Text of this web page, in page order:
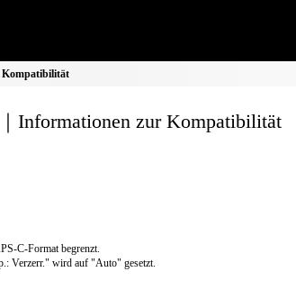
Kompatibilität
Informationen zur Kompatibilität
C-Format begrenzt.
Verzerr." wird auf "Auto" gesetzt.